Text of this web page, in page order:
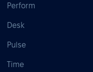
Perform
Desk
Pulse
Time